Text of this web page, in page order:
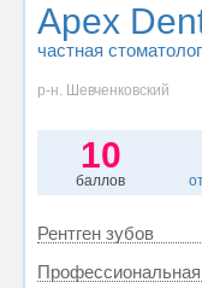
Apex
частная
р-н. Шевченковский
10
баллов
Рентген зубов
Профессиональная